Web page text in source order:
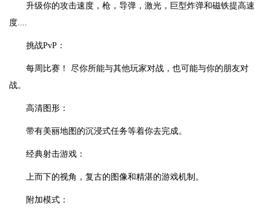
升级你的攻击速度，枪，导弹，激光，巨型炸弹和磁铁提高速
度....
挑战PvP：
每周比赛！ 尽你所能与其他玩家对战，也可能与你的朋友对
战。
高清图形：
带有美丽地图的沉浸式任务等着你去完成。
经典射击游戏：
上而下的视角，复古的图像和精湛的游戏机制。
附加模式：